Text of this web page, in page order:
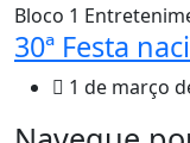
Bloco 1
30ª Festa
1 de março